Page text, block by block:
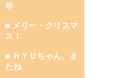
年
■ メリー・クリスマ
ス！
■ ＨＹＵちゃん、ま
たね